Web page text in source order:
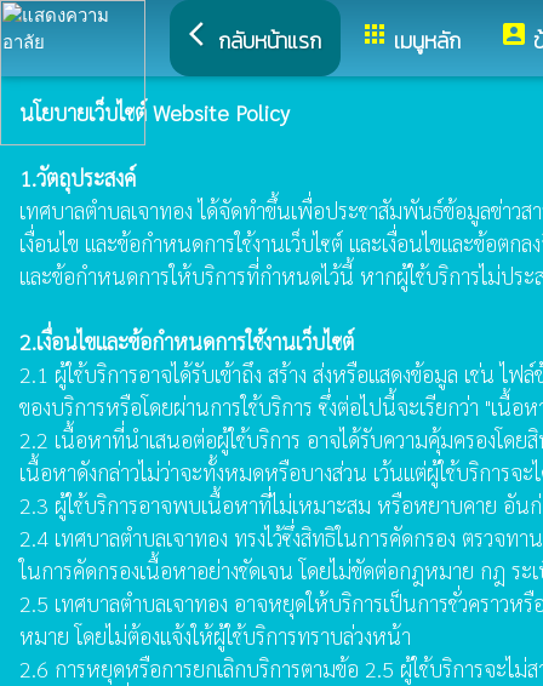
arrow_back_ios กลับหน้าแรก apps เมนูหลัก account_box
นโยบายเว็บไซต์ Website Policy
1.วัตถุประสงค์
เทศบาลตำบลเจาทอง ได้จัดทำขึ้นเพื่อประชาสัมพันธ์ข้อมูลข่าวส
เงื่อนไข และข้อกำหนดการใช้งานเว็บไซต์ และเงื่อนไขและข้อต
และข้อกำหนดการให้บริการที่กำหนดไว้นี้ หากผู้ใช้บริการไม่ปร
2.เงื่อนไขและข้อกำหนดการใช้งานเว็บไซต์
2.1 ผู้ใช้บริการอาจได้รับเข้าถึง สร้าง ส่งหรือแสดงข้อมูล เช่น
ของบริการหรือโดยผ่านการใช้บริการ ซึ่งต่อไปนี้จะเรียกว่า "เนื้อห
2.2 เนื้อหาที่นำเสนอต่อผู้ใช้บริการ อาจได้รับความคุ้มครองโด
เนื้อหาดังกล่าวไม่ว่าจะทั้งหมดหรือบางส่วน เว้นแต่ผู้ใช้บริการจ
2.3 ผู้ใช้บริการอาจพบเนื้อหาที่ไม่เหมาะสม หรือหยาบคาย อันก่
2.4 เทศบาลตำบลเจาทอง ทรงไว้ซึ่งสิทธิในการคัดกรอง ตรวจ
ในการคัดกรองเนื้อหาอย่างชัดเจน โดยไม่ขัดต่อกฎหมาย กฎ ระเ
2.5 เทศบาลตำบลเจาทอง อาจหยุดให้บริการเป็นการชั่วคราวห
หมาย โดยไม่ต้องแจ้งให้ผู้ใช้บริการทราบล่วงหน้า
2.6 การหยุดหรือการยกเลิกบริการตามข้อ 2.5 ผู้ใช้บริการจะไม่